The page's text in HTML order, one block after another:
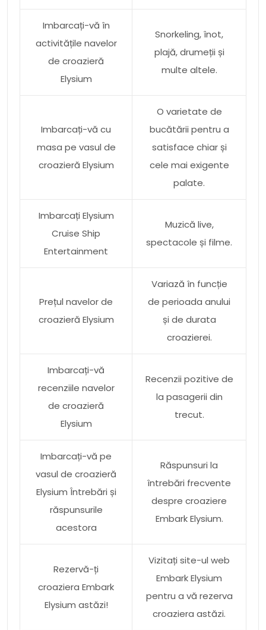
Imbarcați-vă în
activitățile navelor
de croazieră
Elysium
Snorkeling, înot,
plajă, drumeții și
multe altele.
Imbarcați-vă cu
masa pe vasul de
croazieră Elysium
O varietate de
bucătării pentru a
satisface chiar și
cele mai exigente
palate.
Imbarcați Elysium
Cruise Ship
Entertainment
Muzică live,
spectacole și filme.
Prețul navelor de
croazieră Elysium
Variază în funcție
de perioada anului
și de durata
croazierei.
Imbarcați-vă
recenziile navelor
de croazieră
Elysium
Recenzii pozitive de
la pasagerii din
trecut.
Imbarcați-vă pe
vasul de croazieră
Elysium Întrebări și
răspunsurile
acestora
Răspunsuri la
întrebări frecvente
despre croaziere
Embark Elysium.
Rezervă-ți
croaziera Embark
Elysium astăzi!
Vizitați site-ul web
Embark Elysium
pentru a vă rezerva
croaziera astăzi.